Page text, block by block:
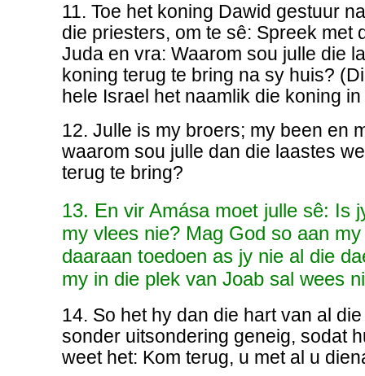
11. Toe het koning Dawid gestuur
die priesters, om te sê: Spreek met
Juda en vra: Waarom sou julle die
koning terug te bring na sy huis?
hele Israel het naamlik die koning
12. Julle is my broers; my been en
waarom sou julle dan die laastes
terug te bring?
13. En vir Amása moet julle sê: Is
my vlees nie? Mag God so aan
daaraan toedoen as jy nie al die
my in die plek van Joab sal wees
14. So het hy dan die hart van al
sonder uitsondering geneig, sodat
weet het: Kom terug, u met al u